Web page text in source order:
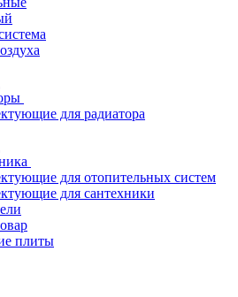
для радиатора
для отопительных систем
для сантехники
плиты